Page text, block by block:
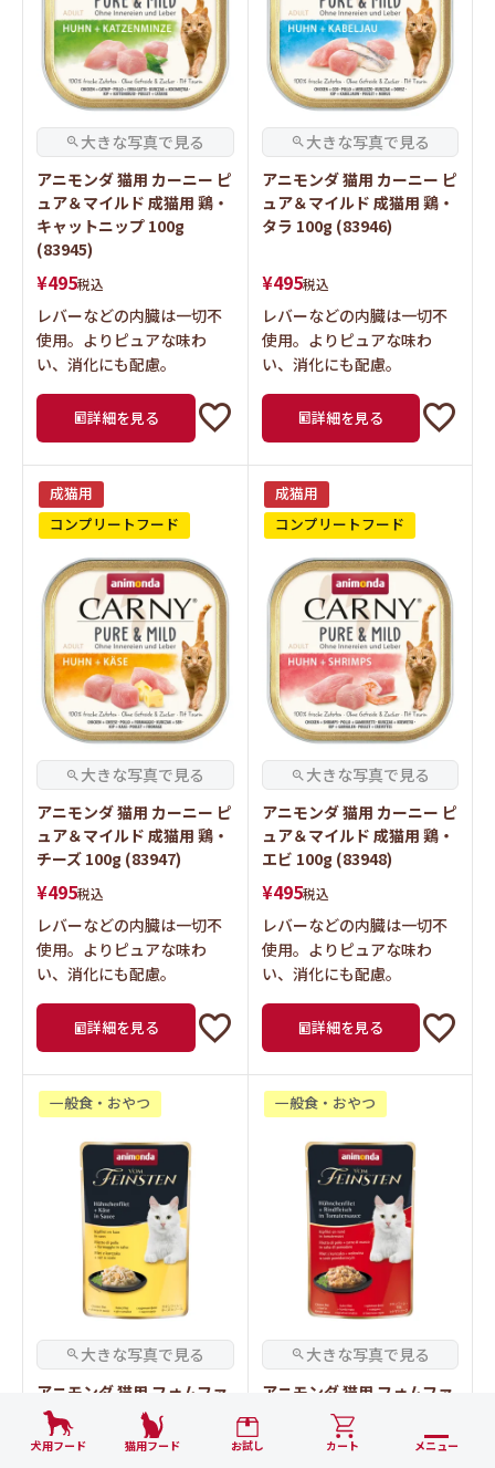
犬用フード 猫用フード お試し カート メニュー
アニモンダ 猫用 カーニー ピ
ュア＆マイルド 成猫用 鶏・
キャットニップ 100g
(83945)
¥495税込
レバーなどの内臓は一切不
使用。よりピュアな味わ
い、消化にも配慮。
詳細を見る
アニモンダ 猫用 カーニー ピ
ュア＆マイルド 成猫用 鶏・
タラ 100g (83946)
¥495税込
レバーなどの内臓は一切不
使用。よりピュアな味わ
い、消化にも配慮。
詳細を見る
成猫用
コンプリートフード
アニモンダ 猫用 カーニー ピ
ュア＆マイルド 成猫用 鶏・
チーズ 100g (83947)
¥495税込
レバーなどの内臓は一切不
使用。よりピュアな味わ
い、消化にも配慮。
詳細を見る
成猫用
コンプリートフード
アニモンダ 猫用 カーニー ピ
ュア＆マイルド 成猫用 鶏・
エビ 100g (83948)
¥495税込
レバーなどの内臓は一切不
使用。よりピュアな味わ
い、消化にも配慮。
詳細を見る
一般食・おやつ
アニモンダ 猫用 フォムファ
インステン パウチ チキンフ
ィレ・チーズ 50g (83681)
一般食・おやつ
アニモンダ 猫用 フォムファ
インステン パウチ チキンフ
ィレ・牛肉・トマトソース